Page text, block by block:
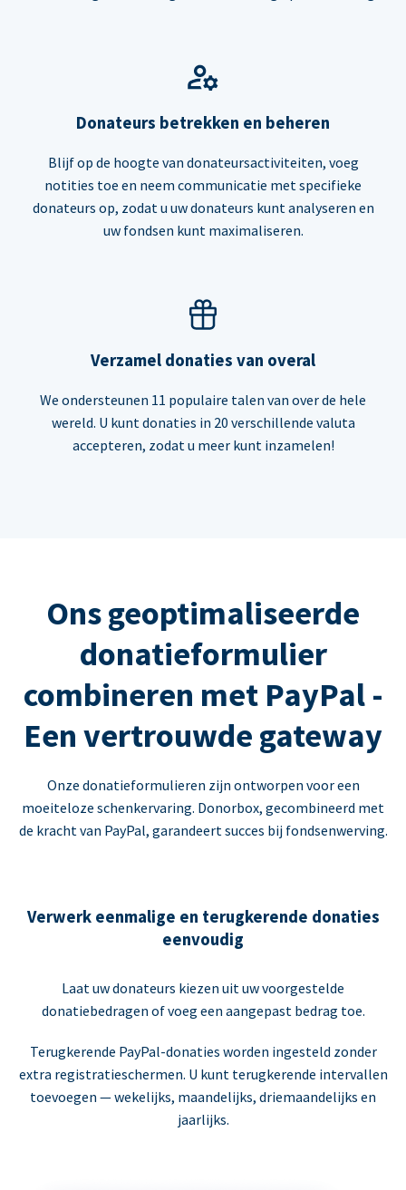
Donateurs betrekken en beheren
Blijf op de hoogte van donateursactiviteiten, voeg
notities toe en neem communicatie met specifieke
donateurs op, zodat u uw donateurs kunt analyseren en
uw fondsen kunt maximaliseren.
Verzamel donaties van overal
We ondersteunen 11 populaire talen van over de hele
wereld. U kunt donaties in 20 verschillende valuta
accepteren, zodat u meer kunt inzamelen!
Ons geoptimaliseerde
donatieformulier
combineren met PayPal -
Een vertrouwde gateway
Onze donatieformulieren zijn ontworpen voor een
moeiteloze schenkervaring. Donorbox, gecombineerd met
de kracht van PayPal, garandeert succes bij fondsenwerving.
Verwerk eenmalige en terugkerende donaties
eenvoudig
Laat uw donateurs kiezen uit uw voorgestelde
donatiebedragen of voeg een aangepast bedrag toe.
Terugkerende PayPal-donaties worden ingesteld zonder
extra registratieschermen. U kunt terugkerende intervallen
toevoegen — wekelijks, maandelijks, driemaandelijks en
jaarlijks.